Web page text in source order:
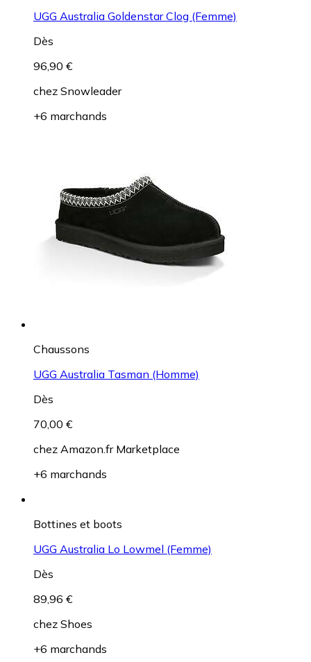
UGG Australia Goldenstar Clog (Femme)
Dès
96,90 €
chez Snowleader
+6 marchands
Chaussons
UGG Australia Tasman (Homme)
Dès
70,00 €
chez Amazon.fr Marketplace
+6 marchands
Bottines et boots
UGG Australia Lo Lowmel (Femme)
Dès
89,96 €
chez Shoes
+6 marchands